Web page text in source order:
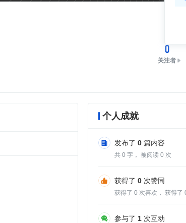
0
关注者
个人成就
发布了 0 篇内容
共 0 字， 被阅读 0 次
获得了 0 次赞同
获得了 0 次喜欢， 获得了
参与了 1 次互动